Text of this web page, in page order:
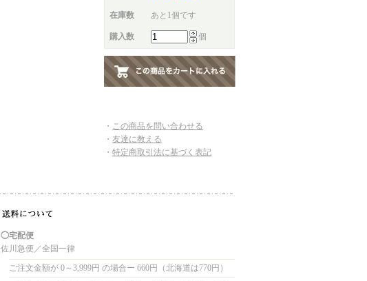
在庫数 あと1個です
購入数 個
・ この商品を問い合わせる
・ 友達に教える
・ 特定商取引法に基づく表記
◯宅配便
佐川急便／全国一律
ご注文金額が 0～3,999円 の場合ー 660円（北海道は770円）